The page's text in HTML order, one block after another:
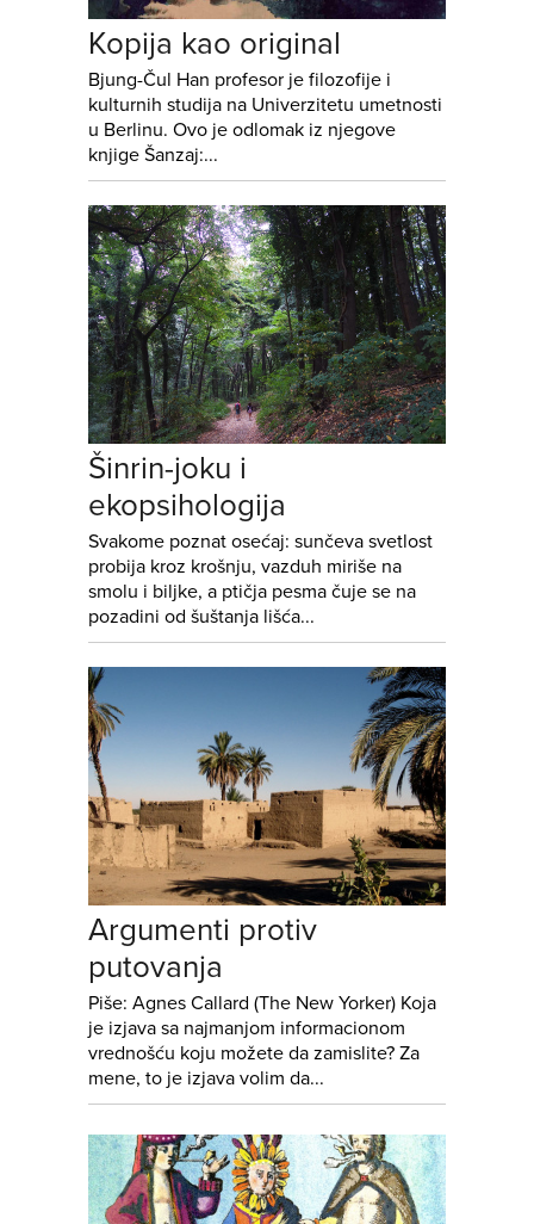
Kopija kao original
Bjung-Čul Han profesor je filozofije i
kulturnih studija na Univerzitetu umetnosti
u Berlinu. Ovo je odlomak iz njegove
knjige Šanzaj:...
Šinrin-joku i
ekopsihologija
Svakome poznat osećaj: sunčeva svetlost
probija kroz krošnju, vazduh miriše na
smolu i biljke, a ptičja pesma čuje se na
pozadini od šuštanja lišća...
Argumenti protiv
putovanja
Piše: Agnes Callard (The New Yorker) Koja
je izjava sa najmanjom informacionom
vrednošću koju možete da zamislite? Za
mene, to je izjava volim da...